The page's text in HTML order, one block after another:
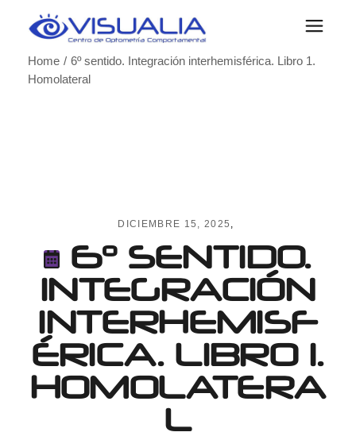
Home
6º sentido. Integración interhemisférica. Libro 1.
Homolateral
DICIEMBRE 15, 2025
6º SENTIDO.
INTEGRACIÓN
INTERHEMISF
ÉRICA. LIBRO 1.
HOMOLATERA
L